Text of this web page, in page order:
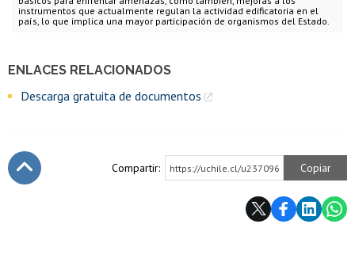
instrumentos que actualmente regulan la actividad edificatoria en el
país, lo que implica una mayor participación de organismos del Estado.
ENLACES RELACIONADOS
Descarga gratuita de documentos
Compartir: https://uchile.cl/u237096 Copiar